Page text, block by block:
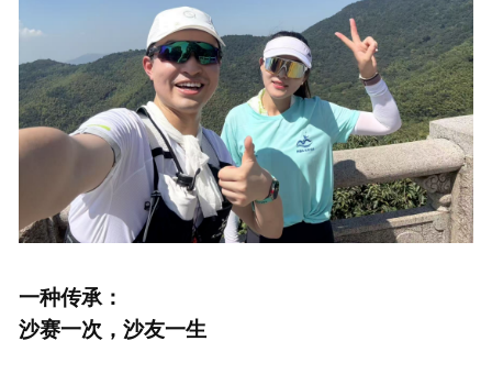
一种传承：
沙赛一次，沙友一生